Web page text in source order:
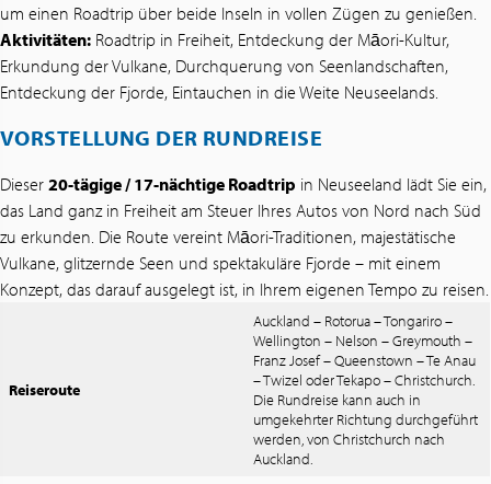
um einen Roadtrip über beide Inseln in vollen Zügen zu genießen.
Aktivitäten: Roadtrip in Freiheit, Entdeckung der Māori-Kultur,
Erkundung der Vulkane, Durchquerung von Seenlandschaften,
Entdeckung der Fjorde, Eintauchen in die Weite Neuseelands.
VORSTELLUNG DER RUNDREISE
Dieser 20-tägige / 17-nächtige Roadtrip in Neuseeland lädt Sie ein,
das Land ganz in Freiheit am Steuer Ihres Autos von Nord nach Süd
zu erkunden. Die Route vereint Māori-Traditionen, majestätische
Vulkane, glitzernde Seen und spektakuläre Fjorde – mit einem
Konzept, das darauf ausgelegt ist, in Ihrem eigenen Tempo zu reisen.
Reiseroute
Auckland – Rotorua – Tongariro –
Wellington – Nelson – Greymouth –
Franz Josef – Queenstown – Te Anau
– Twizel oder Tekapo – Christchurch.
Die Rundreise kann auch in
umgekehrter Richtung durchgeführt
werden, von Christchurch nach
Auckland.